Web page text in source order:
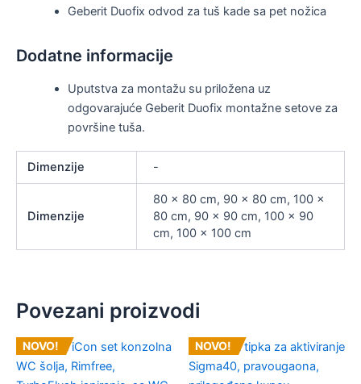
Geberit Duofix odvod za tuš kade sa pet nožica
Dodatne informacije
Uputstva za montažu su priložena uz
odgovarajuće Geberit Duofix montažne setove za
površine tuša.
Dimenzije -
Dimenzije
80 x 80 cm, 90 x 80 cm, 100 x
80 cm, 90 x 90 cm, 100 x 90
cm, 100 x 100 cm
Povezani proizvodi
NOVO! NOVO!